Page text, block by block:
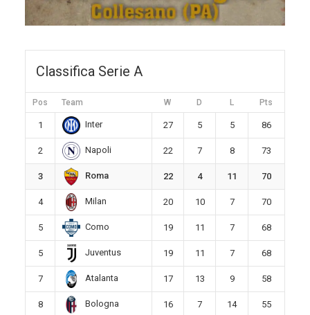
Classifica Serie A
Pos Team W D L Pts
1 Inter 27 5 5 86
2 Napoli 22 7 8 73
3 Roma 22 4 11 70
4 Milan 20 10 7 70
5 Como 19 11 7 68
5 Juventus 19 11 7 68
7 Atalanta 17 13 9 58
8 Bologna 16 7 14 55